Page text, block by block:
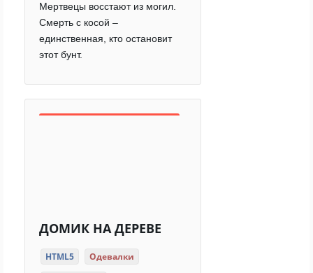
Мертвецы восстают из могил.
Смерть с косой –
единственная, кто остановит
этот бунт.
ДОМИК НА ДЕРЕВЕ
HTML5
Одевалки